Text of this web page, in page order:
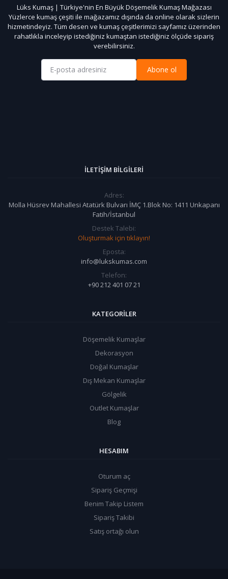
Lüks Kumaş | Türkiye'nin En Büyük Döşemelik Kumaş Mağazası
Yüzlerce kumaş çeşiti ile mağazamız dışında da online olarak sizlerin
hizmetindeyiz. Tüm desen ve kumaş çeşitlerimizi sayfamız üzerinden
rahatlıkla inceleyip istediğiniz kumaştan istediğiniz ölçüde sipariş
verebilirsiniz.
Abone ol
İLETIŞIM BILGILERI
Adres:
Molla Hüsrev Mahallesi Atatürk Bulvarı İMÇ 1.Blok No: 1411 Unkapanı
Fatih/İstanbul
Destek Talebi:
Oluşturmak için tıklayın!
Eposta:
info@lukskumas.com
Telefon:
+90 212 401 07 21
KATEGORILER
Döşemelik Kumaşlar
Dekorasyon
Doğal Kumaşlar
Dış Mekan Kumaşlar
Gölgelik
Outlet Kumaşlar
Blog
HESABIM
Oturum aç
Sipariş Geçmişi
Benim Takip Listem
Sipariş Takibi
Satış ortağı olun